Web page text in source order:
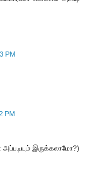
PM
PM
இருக்கலாமோ?)